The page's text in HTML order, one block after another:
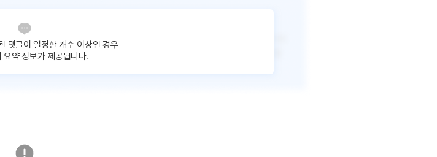
댓글이 일정한 개수 이상인 경우
요약 정보가 제공됩니다.